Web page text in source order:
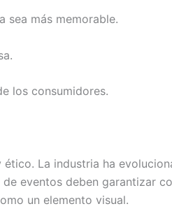
sea más memorable.
los consumidores.
La industria ha
eventos deben garantizar
un elemento visual.